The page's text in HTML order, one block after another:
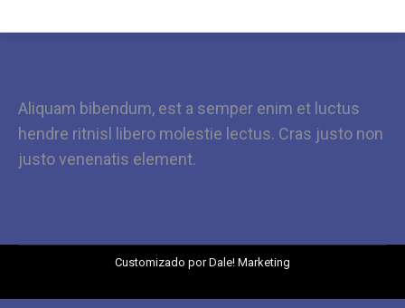
Aliquam bibendum, est a semper enim et luctus
hendre ritnisl libero molestie lectus. Cras justo non
justo venenatis element.
Customizado porDale! Marketing